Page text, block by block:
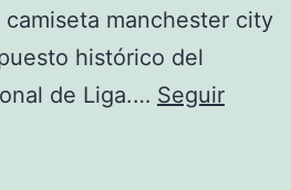
manchester city
histórico del
de Liga.… Seguir